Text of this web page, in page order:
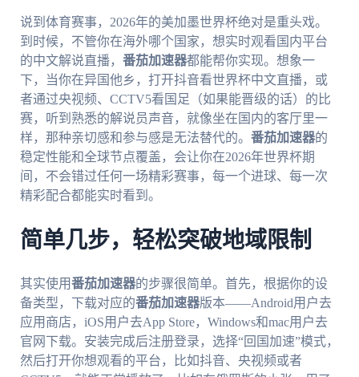
说到体育赛事，2026年的美加墨世界杯绝对是重头戏。
到时候，不管你在海外哪个国家，想实时观看国内平台
的中文解说直播， 番茄加速器都能帮你实现。想象一
下，当你在异国他乡，打开抖音看世界杯中文直播，或
者通过央视频、CCTV5看国足（如果能晋级的话）的比
赛，听到熟悉的解说员声音，就像坐在国内的客厅里一
样，那种亲切感和参与感是无法替代的。 番茄加速器的
稳定性能和全球节点覆盖，会让你在2026年世界杯期
间，不会错过任何一场精彩赛事，每一个进球、每一次
精彩配合都能实时看到。
简单几步，轻松突破地域限制
其实使用番茄加速器的步骤很简单。首先，根据你的设
备类型，下载对应的番茄加速器版本——Android用户去
应用商店，iOS用户去App Store，Windows和mac用户去
官网下载。安装完成后注册登录，选择“回国加速”模式，
然后打开你想观看的平台，比如抖音、央视频或者